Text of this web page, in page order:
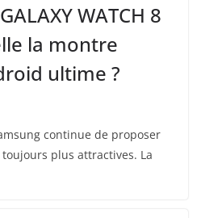
WATCH 8
la montre
ultime ?
continue de proposer
plus attractives. La